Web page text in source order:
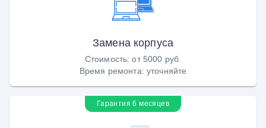
Замена корпуса
Стоимость:от 5000 руб.
Время ремонта: уточняйте
Гарантия 6 месяцев